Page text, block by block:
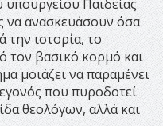
Παιδείας
να ανασκευάσουν όσα
την ιστορία, το
τον βασικό κορμό και
μοιάζει να παραμένει
που πυροδοτεί
θεολόγων, αλλά και